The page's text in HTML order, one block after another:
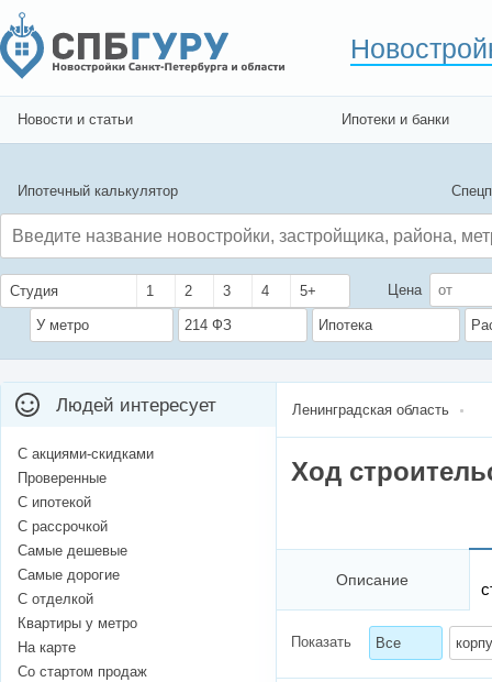
Новости и статьи Ипотеки и банки
Ипотечный калькулятор
Студия 1 2 3 4 5+ Цена
У метро 214 ФЗ Ипотека
Ленинградская область
Ход
Описание
Показать Все
Людей интересует
С акциями-скидками
Проверенные
С ипотекой
С рассрочкой
Самые дешевые
Самые дорогие
С отделкой
Квартиры у метро
На карте
Со стартом продаж